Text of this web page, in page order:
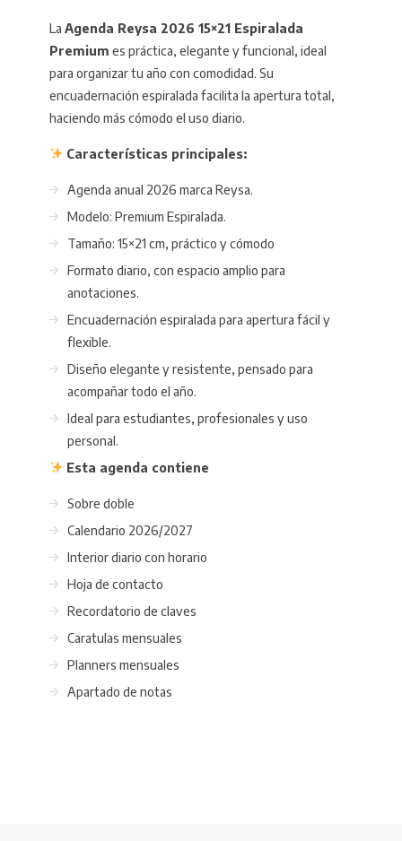
La Agenda Reysa 2026 15×21 Espiralada
Premium es práctica, elegante y funcional, ideal
para organizar tu año con comodidad. Su
encuadernación espiralada facilita la apertura total,
haciendo más cómodo el uso diario.
Características principales:
Agenda anual 2026 marca Reysa.
Modelo: Premium Espiralada.
Tamaño: 15×21 cm, práctico y cómodo
Formato diario, con espacio amplio para
anotaciones.
Encuadernación espiralada para apertura fácil y
flexible.
Diseño elegante y resistente, pensado para
acompañar todo el año.
Ideal para estudiantes, profesionales y uso
personal.
Esta agenda contiene
Sobre doble
Calendario 2026/2027
Interior diario con horario
Hoja de contacto
Recordatorio de claves
Caratulas mensuales
Planners mensuales
Apartado de notas